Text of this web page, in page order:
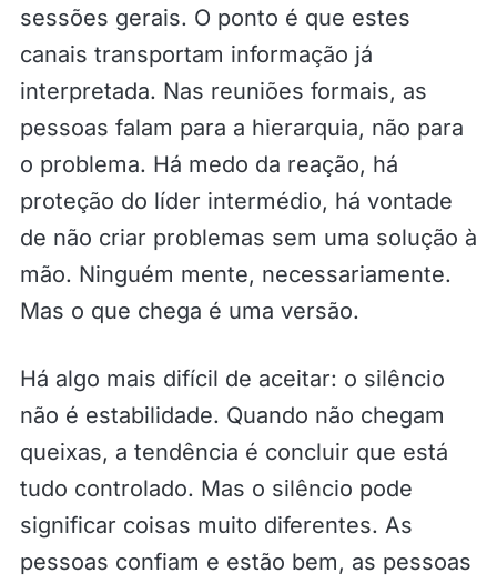
sessões gerais. O ponto é que estes
canais transportam informação já
interpretada. Nas reuniões formais, as
pessoas falam para a hierarquia, não para
o problema. Há medo da reação, há
proteção do líder intermédio, há vontade
de não criar problemas sem uma solução à
mão. Ninguém mente, necessariamente.
Mas o que chega é uma versão.
Há algo mais difícil de aceitar: o silêncio
não é estabilidade. Quando não chegam
queixas, a tendência é concluir que está
tudo controlado. Mas o silêncio pode
significar coisas muito diferentes. As
pessoas confiam e estão bem, as pessoas